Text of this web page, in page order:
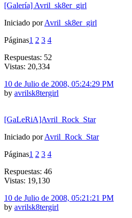
[Galería] Avril_sk8er_girl
Iniciado porAvril_sk8er_girl
Páginas1 2 3 4
Respuestas: 52
Vistas: 20,334
10 de Julio de 2008, 05:24:29 PM
by avrilsk8tergirl
[GaLeRiA]Avril_Rock_Star
Iniciado porAvril_Rock_Star
Páginas1 2 3 4
Respuestas: 46
Vistas: 19,130
10 de Julio de 2008, 05:21:21 PM
by avrilsk8tergirl